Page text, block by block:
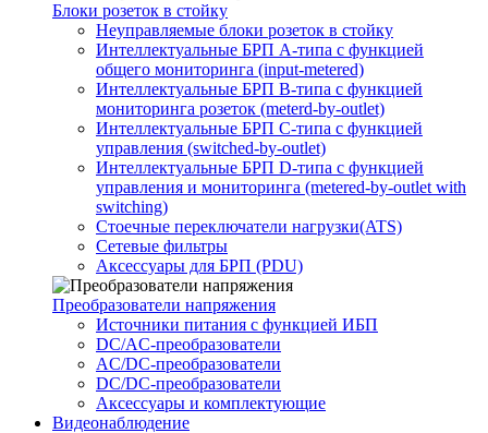
Блоки розеток в стойку
Неуправляемые блоки розеток в стойку
Интеллектуальные БРП А-типа с функцией
общего мониторинга (input-metered)
Интеллектуальные БРП B-типа с функцией
мониторинга розеток (meterd-by-outlet)
Интеллектуальные БРП C-типа с функцией
управления (switched-by-outlet)
Интеллектуальные БРП D-типа с функцией
управления и мониторинга (metered-by-outlet with
switching)
Стоечные переключатели нагрузки(ATS)
Сетевые фильтры
Аксессуары для БРП (PDU)
Преобразователи напряжения
Источники питания c функцией ИБП
DC/AC-преобразователи
AC/DC-преобразователи
DC/DC-преобразователи
Аксессуары и комплектующие
Видеонаблюдение